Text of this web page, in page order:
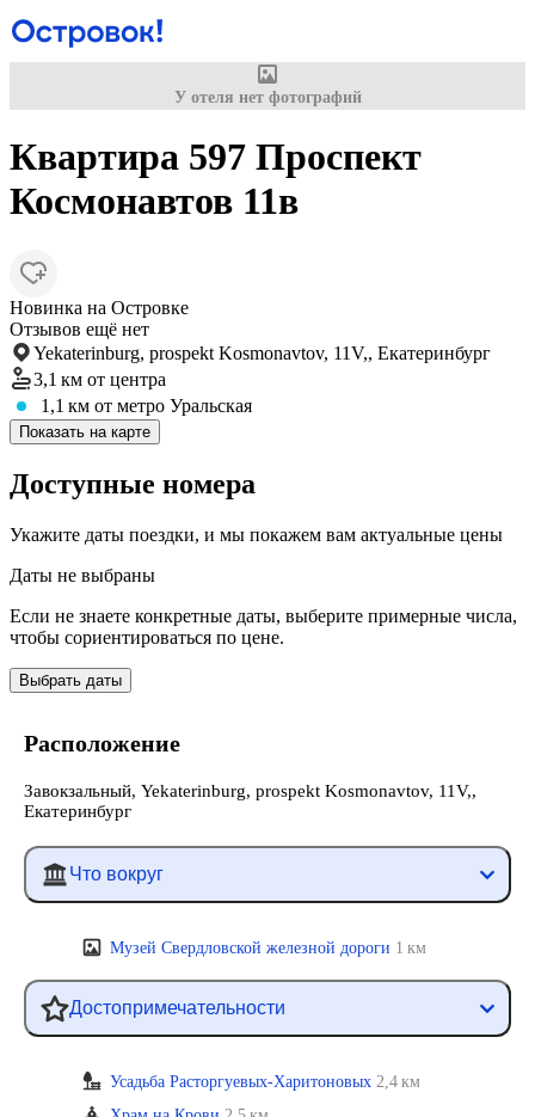
У отеля нет фотографий
Квартира 597 Проспект
Космонавтов 11в
Новинка на Островке
Отзывов ещё нет
Yekaterinburg, prospekt Kosmonavtov, 11V,, Екатеринбург
3,1 км от центра
1,1 км от метро Уральская
Показать на карте
Доступные номера
Укажите даты поездки, и мы покажем вам актуальные цены
Даты не выбраны
Если не знаете конкретные даты, выберите примерные числа,
чтобы сориентироваться по цене.
Выбрать даты
Расположение
Завокзальный, Yekaterinburg, prospekt Kosmonavtov, 11V,,
Екатеринбург
Что вокруг
Музей Свердловской железной дороги 1 км
Достопримечательности
Усадьба Расторгуевых-Харитоновых 2,4 км